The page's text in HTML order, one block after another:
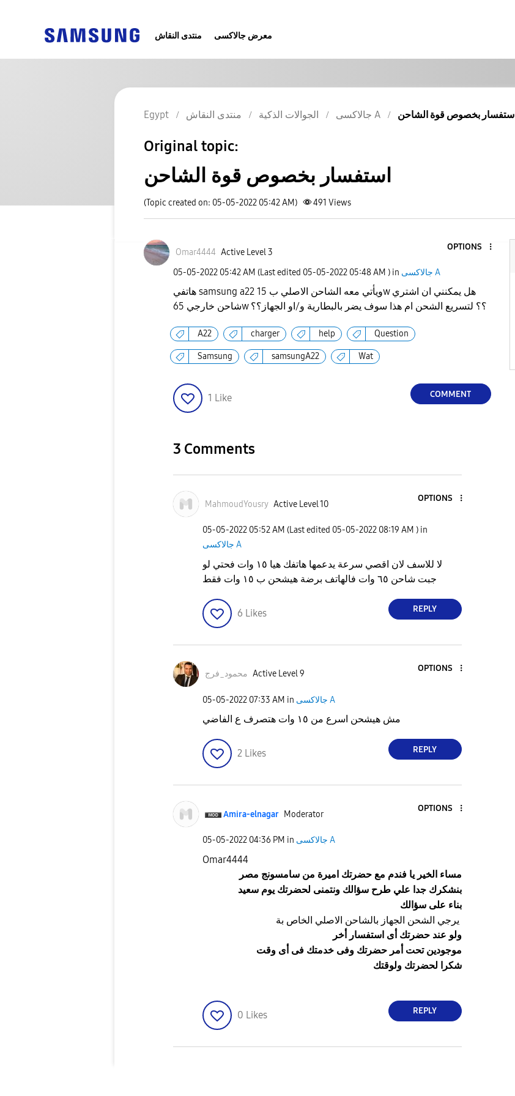
منتدى النقاش معرض جالاكسى
Egypt منتدى النقاش الجوالات الذكية جالاكسى A استفسار بخصوص قوة الشاحن
Original topic:
استفسار بخصوص قوة الشاحن
(Topic created on: 05-05-2022 05:42 AM) 491 Views
Omar4444 Active Level 3
OPTIONS
‎05-05-2022 05:42 AM (Last edited ‎05-05-2022 05:48 AM ) in جالاكسى A
هاتفي samsung a22 ويأتي معه الشاحن الاصلي ب 15w هل يمكنني ان اشتري
شاحن خارجي 65w ؟؟ لتسريع الشحن ام هذا سوف يضر بالبطارية و/او الجهاز؟؟
A22 charger help Question
Samsung samsungA22 Wat
1 Like COMMENT
3 Comments
MahmoudYousry Active Level 10
OPTIONS
‎05-05-2022 05:52 AM (Last edited ‎05-05-2022 08:19 AM ) in
جالاكسى A
لا للاسف لان اقصي سرعة يدعمها هاتفك هيا ١٥ وات فحتي لو
جبت شاحن ٦٥ وات فالهاتف برضة هيشحن ب ١٥ وات فقط
6 Likes REPLY
محمود_فرج Active Level 9
OPTIONS
‎05-05-2022 07:33 AM in جالاكسى A
مش هيشحن اسرع من ١٥ وات هتصرف ع الفاضي
2 Likes REPLY
Amira-elnagar Moderator
OPTIONS
‎05-05-2022 04:36 PM in جالاكسى A
Omar4444
مساء الخير يا فندم مع حضرتك اميرة من سامسونج مصر
بنشكرك جدا علي طرح سؤالك ونتمنى لحضرتك يوم سعيد
بناء على سؤالك
ولو عند حضرتك أى استفسار أخر
موجودين تحت أمر حضرتك وفى خدمتك فى أى وقت
شكرا لحضرتك ولوقتك
0 Likes REPLY